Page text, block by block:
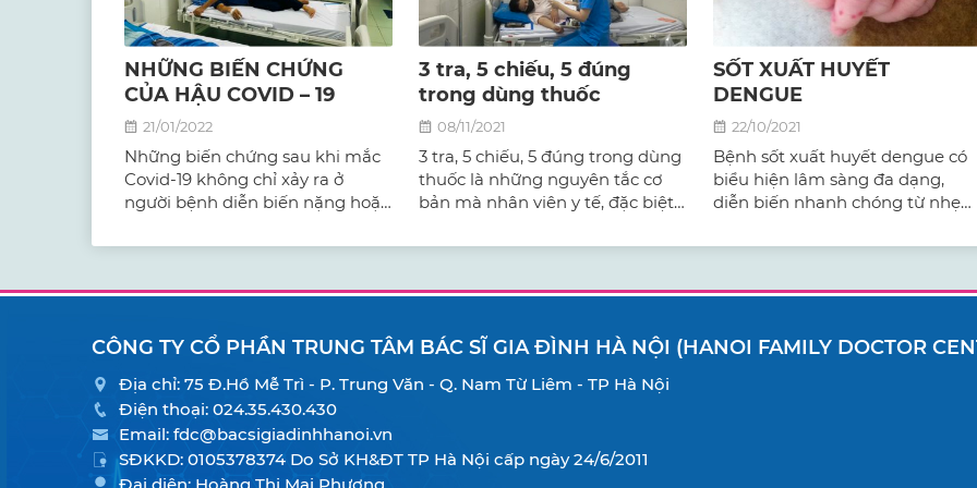
NHỮNG BIẾN CHỨNG
CỦA HẬU COVID – 19
21/01/2022
Những biến chứng sau khi mắc
Covid-19 không chỉ xảy ra ở
người bệnh diễn biến nặng hoặc
gặp ở những người trẻ tuổi, khỏe
3 tra, 5 chiếu, 5 đúng
trong dùng thuốc
08/11/2021
3 tra, 5 chiếu, 5 đúng trong dùng
thuốc là những nguyên tắc cơ
bản mà nhân viên y tế, đặc biệt
để đảm bảo an toàn và tránh
thuốc.
SỐT XUẤT HUYẾT
DENGUE
22/10/2021
Bệnh sốt xuất huyết dengue có
biểu hiện lâm sàng đa dạng,
diễn biến nhanh chóng từ nhẹ
phát đột ngột và diễn biến phức
CÔNG TY CỔ PHẦN TRUNG TÂM BÁC SĨ GIA ĐÌNH HÀ NỘI (HANOI FAMILY DOCTOR
Địa chỉ: 75 Đ.Hồ Mễ Trì - P. Trung Văn - Q. Nam Từ Liêm - TP Hà Nội
Điện thoại: 024.35.430.430
Email: fdc@bacsigiadinhhanoi.vn
SĐKKD: 0105378374 Do Sở KH&ĐT TP Hà Nội cấp ngày 24/6/2011